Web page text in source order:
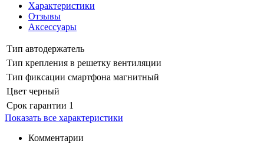
Характеристики
Отзывы
Аксессуары
Тип автодержатель
Тип крепления в решетку вентиляции
Тип фиксации смартфона магнитный
Цвет черный
Срок гарантии 1
Показать все характеристики
Комментарии